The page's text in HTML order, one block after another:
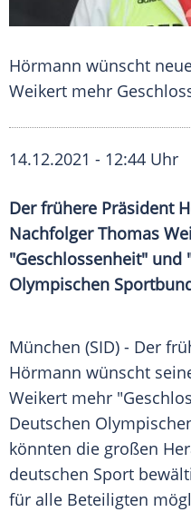
Hörmann wünscht
Weikert mehr
14.12.2021 - 12:44 Uhr
Der frühere Präsident
Nachfolger Thomas
"Geschlossenheit" und
Olympischen
München (SID) - Der
Hörmann wünscht
Weikert mehr
Deutschen
könnten die großen
deutschen Sport
für alle Beteiligten